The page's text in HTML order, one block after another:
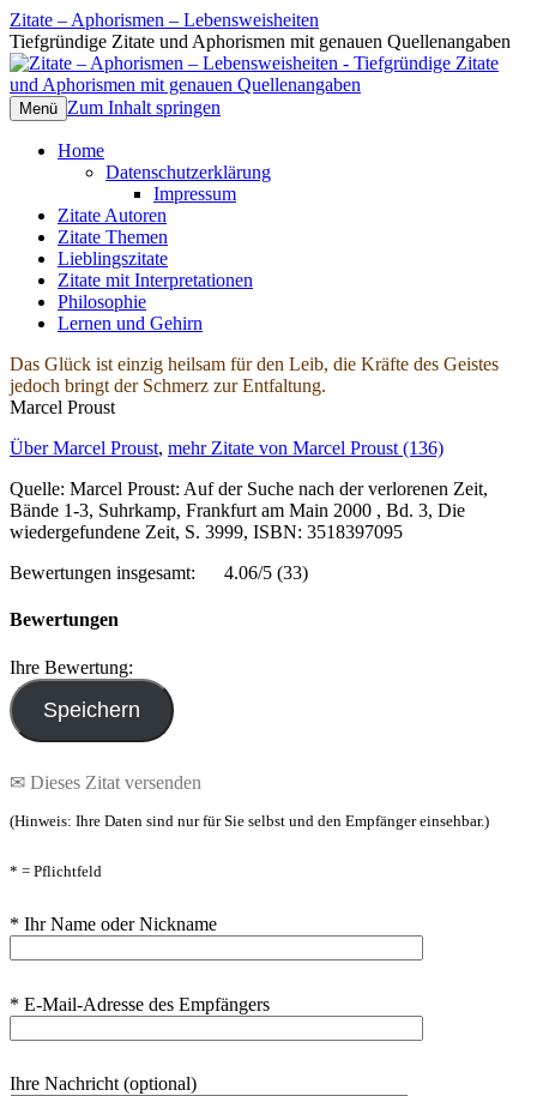
Zitate – Aphorismen – Lebensweisheiten
Tiefgründige Zitate und Aphorismen mit genauen Quellenangaben
Menü Zum Inhalt springen
Home
Datenschutzerklärung
Impressum
Zitate Autoren
Zitate Themen
Lieblingszitate
Zitate mit Interpretationen
Philosophie
Lernen und Gehirn
Das Glück ist einzig heilsam für den Leib, die Kräfte des Geistes
jedoch bringt der Schmerz zur Entfaltung.
Marcel Proust
Über Marcel Proust, mehr Zitate von Marcel Proust (136)
Quelle: Marcel Proust: Auf der Suche nach der verlorenen Zeit,
Bände 1-3, Suhrkamp, Frankfurt am Main 2000 , Bd. 3, Die
wiedergefundene Zeit, S. 3999, ISBN: 3518397095
Bewertungen insgesamt:
4.06/5 (33)
Bewertungen
Ihre Bewertung:
✉ Dieses Zitat versenden
(Hinweis: Ihre Daten sind nur für Sie selbst und den Empfänger einsehbar.)
* = Pflichtfeld
* Ihr Name oder Nickname
* E-Mail-Adresse des Empfängers
Ihre Nachricht (optional)